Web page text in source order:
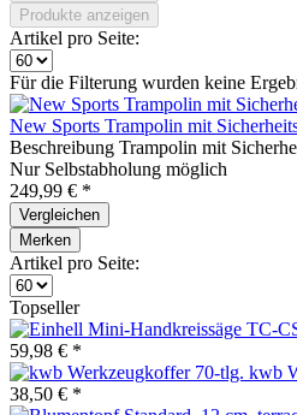
Produkte anzeigen
Artikel pro Seite:
Für die Filterung wurden keine
New Sports Trampolin mit
Beschreibung Trampolin mit
Nur Selbstabholung möglich
249,99 € *
Vergleichen
Merken
Artikel pro Seite:
Topseller
59,98 € *
kwb
38,50 € *